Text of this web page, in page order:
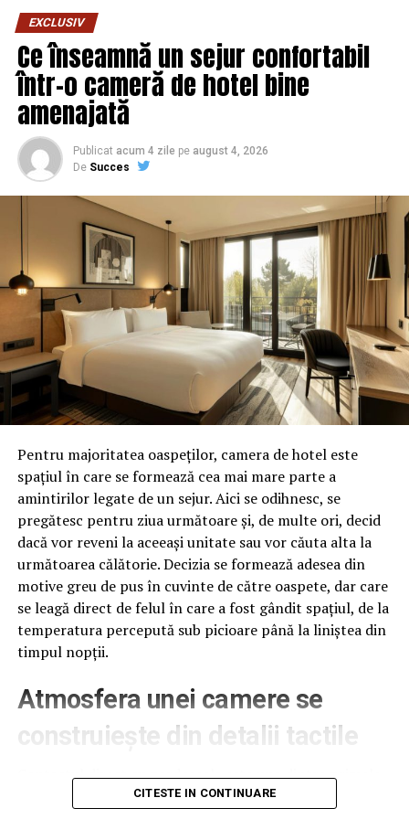
URMATORUL
De ce nu i se permite și Simonei Halep? Că nu e
americancă? Dezvăluiri uimitoare despre cea mai titrată
tenismenă de pe planetă | Capitala24
NU RATATI
Umilință totală pentru PRO TV. Cum a fost doborât de
Antena 1 / Comisarul de Prahova – Comisarul de Prahova
EXCLUSIV
Ce înseamnă un sejur confortabil
într-o cameră de hotel bine
amenajată
Publicat acum 4 zile pe august 4, 2026
De Succes
Pentru majoritatea oaspeților, camera de hotel este
spațiul în care se formează cea mai mare parte a
amintirilor legate de un sejur. Aici se odihnesc, se
pregătesc pentru ziua următoare și, de multe ori, decid
dacă vor reveni la aceeași unitate sau vor căuta alta la
următoarea călătorie. Decizia se formează adesea din
motive greu de pus în cuvinte de către oaspete, dar care
se leagă direct de felul în care a fost gândit spațiul, de la
temperatura percepută sub picioare până la liniștea din
timpul nopții.
Atmosfera unei camere se
construiește din detalii tactile
Contactul direct cu pardoseala este una dintre primele
senzații fizice pe care le are un oaspete atunci când
CITESTE IN CONTINUARE